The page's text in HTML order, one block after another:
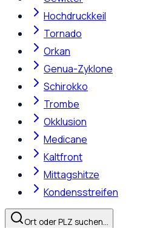
Hochdruckkeil
Tornado
Orkan
Genua-Zyklone
Schirokko
Trombe
Okklusion
Medicane
Kaltfront
Mittagshitze
Kondensstreifen
Ort oder PLZ suchen…